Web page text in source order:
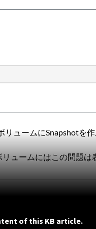
リュームにSnapshotを
ュームにはこの問題
of this KB article.